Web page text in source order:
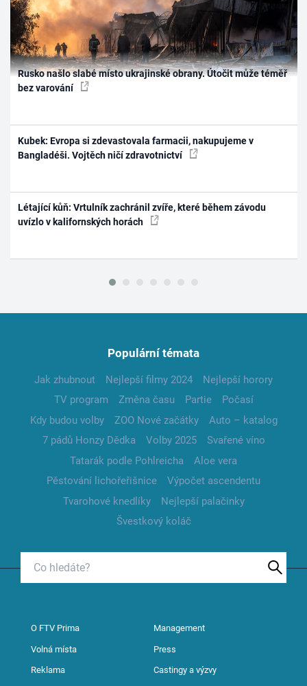
Rusko našlo slabé místo ukrajinské obrany. Útočit může téměř
bez varování
Kubek: Evropa si zdevastovala farmacii, nakupujeme v
Bangladéši. Vojtěch ničí zdravotnictví
Létající kůň: Vrtulník zachránil zvíře, které během závodu
uvízlo v kalifornských horách
Populární témata
Jak zhubnout Nejlepší filmy 2024
Nejlepší horory
TV program
Změna času Partie
Počasí
Kdy budou volby
ZOO Nové začátky
Auto – katalog
7 pádů Honzy Dědka
Volby 2025
Svařené víno
Tatarák podle Pohlreicha
Aloe vera
Pěstování lichořeřišnice
Výpočet ascendentu
Tvarohové knedlíky
Nejlepší palačinky
Švestkový koláč
O FTV Prima Management
Volná místa Press
Reklama Castingy a výzvy